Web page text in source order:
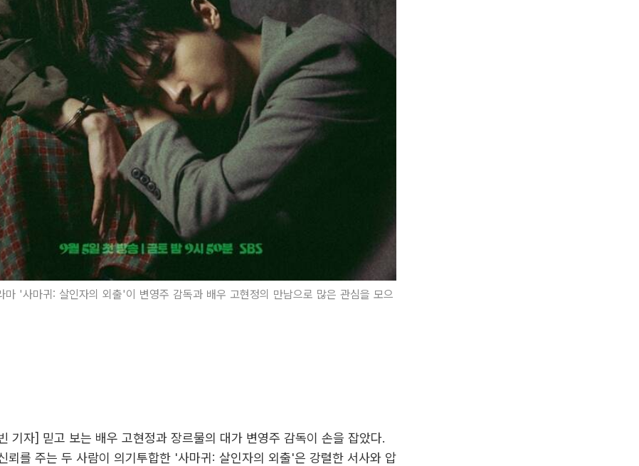
'사마귀: 살인자의 외출'이 변영주 감독과 배우 고현정의 만남으로 많은 관심을 모으
기자] 믿고 보는 배우 고현정과 장르물의 대가 변영주 감독이 손을 잡았다.
뢰를 주는 두 사람이 의기투합한 '사마귀: 살인자의 외출'은 강렬한 서사와 압